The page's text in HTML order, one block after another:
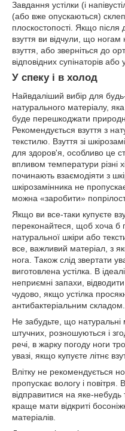
Завдання устілки (і
(або вже опускаються)
плоскостопості. Якщо після
взуття ви відчули, що
взуття, або зверніться до
відповідних супінаторів або
У спеку і в холод
Найвдаліший вибір для
натурального матеріалу,
буде перешкоджати
Рекомендується взуття з
текстилю. Взуття зі
для здоров'я, особливо це
впливом температури різні
починають взаємодіяти з
шкірозамінника не
можна «заробити»
Якщо ви все-таки купуєте
переконайтеся, щоб хоча б
натуральної шкіри або
все, важливий матеріал, з
нога. Також слід звертати
виготовлена устілка. В
неприємні запахи,
чудово, якщо устілка
антибактеріальним складом.
Не забудьте, що натуральні
штучних, розношуються і
речі, в жарку погоду ноги
увазі, якщо купуєте літнє
Влітку не рекомендується
пропускає вологу і
відправитися на яке-
краще мати відкриті
матеріалів.